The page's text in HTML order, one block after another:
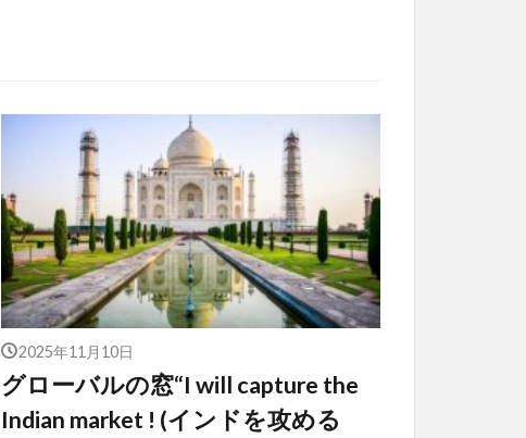
2025年11月10日
グローバルの窓“I will capture the
Indian market ! (インドを攻める